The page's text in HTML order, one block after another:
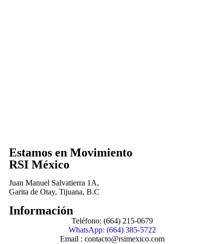
Estamos en Movimiento
RSI México
Juan Manuel Salvatierra 1A,
Garita de Otay, Tijuana, B.C
Información
Teléfono: (664) 215-0679
WhatsApp: (664) 385-5722
Email : contacto@rsimexico.com